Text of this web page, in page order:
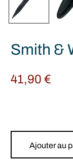
Smith &
41,90€
Ajouter au